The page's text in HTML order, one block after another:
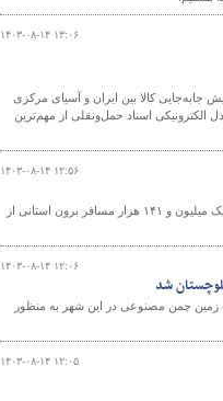
۱۴۰۳-۰۸-۱۴ ۱۳:۰۶
کالا بین ایران و آسیای مرکزی
اسناد حمل‌ونقلی از مهم‌ترین
۱۴۰۳-۰۸-۱۴ ۱۲:۵۶
معاون حمل و نقل اداره کل راهداری و حمل و نقل جاده‌ای خوزستان از جابه‌جایی بیش از یک میلیون و ۱۴۱ هزار مسافر برون استانی از
۱۴۰۳-۰۸-۱۴ ۱۲:۰۶
۱۵ میلیارد ریالی برای ساخت زمین چمن مصنوعی در این شهر به منظور
۱۴۰۳-۰۸-۱۴ ۱۲:۰۵